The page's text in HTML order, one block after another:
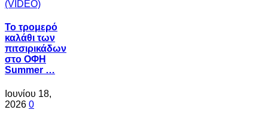
Το τρομερό
καλάθι των
πιτσιρικάδων
στο ΟΦΗ
Summer …
Ιουνίου 18,
2026 0